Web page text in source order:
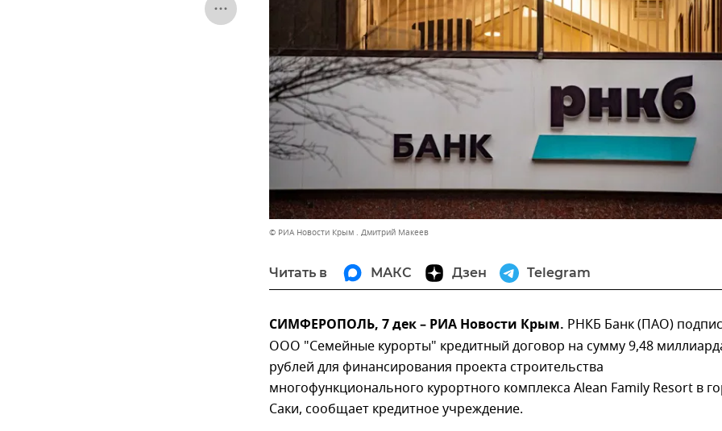
© РИА Новости Крым . Дмитрий Макеев
Читать в МАКС Дзен Telegram
СИМФЕРОПОЛЬ, 7 дек – РИА Новости Крым. РНКБ Банк (ПАО)
ООО "Семейные курорты" кредитный договор на сумму 9,48
рублей для финансирования проекта строительства
многофункционального курортного комплекса Alean Family Resort в
Саки, сообщает кредитное учреждение.